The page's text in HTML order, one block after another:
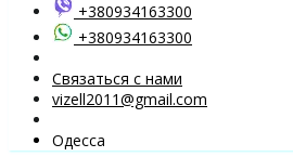
+380934163300
+380934163300
Связаться с нами
vizell2011@gmail.com
Одесса